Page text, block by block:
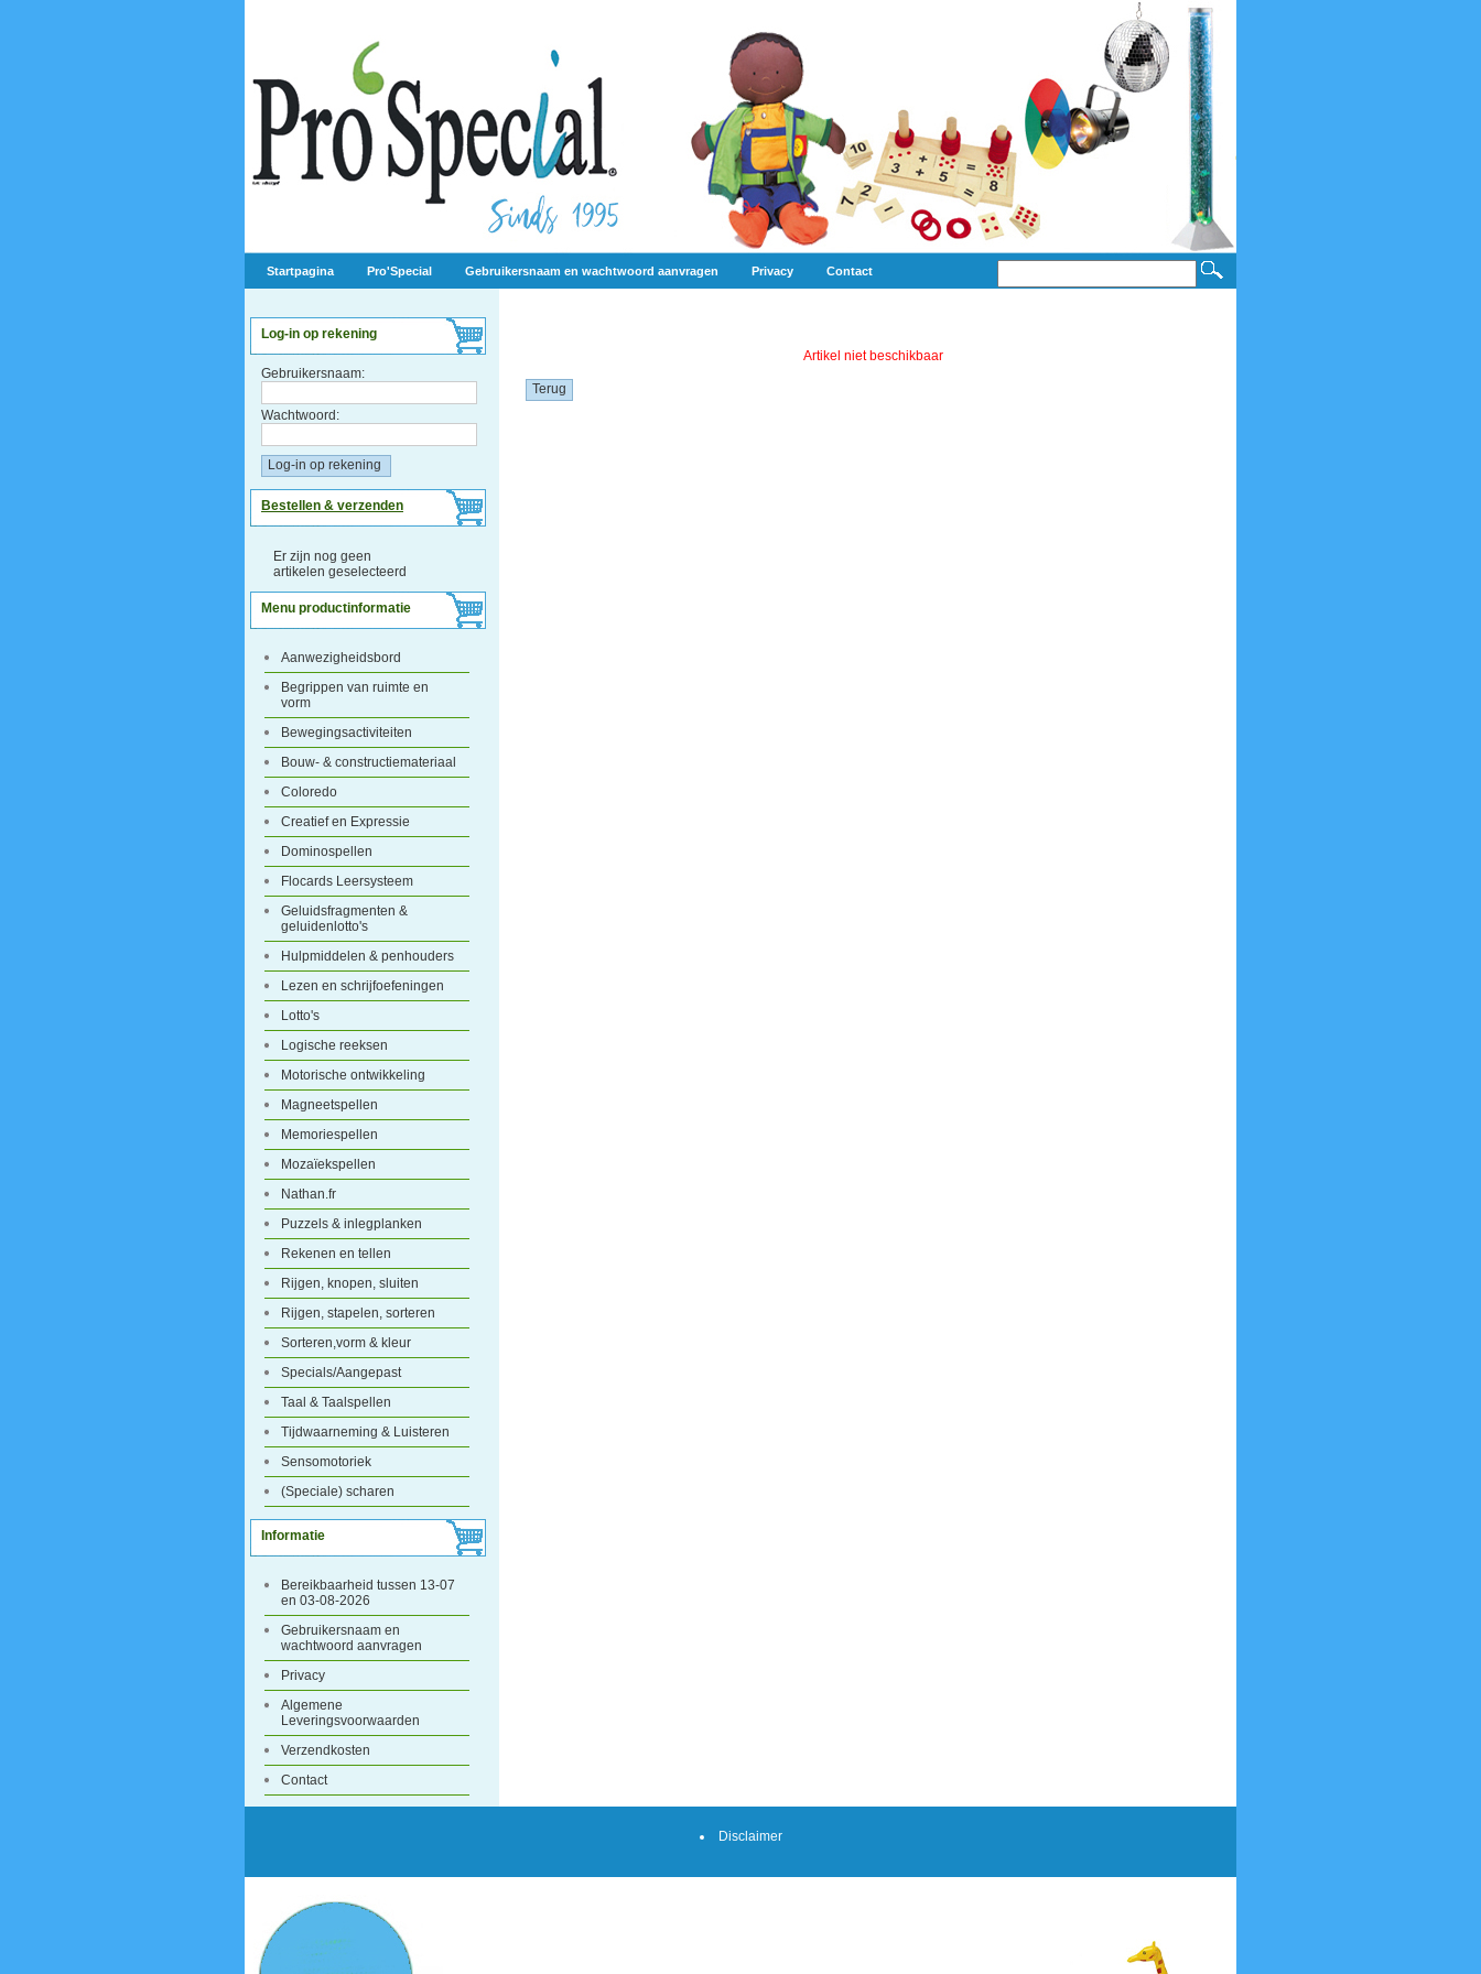
Startpagina Pro'Special Gebruikersnaam en wachtwoord aanvragen Privacy Contact
Log-in op rekening
Gebruikersnaam:
Wachtwoord:
Bestellen & verzenden
Er zijn nog geen
artikelen geselecteerd
Menu productinformatie
Aanwezigheidsbord
Begrippen van ruimte en
vorm
Bewegingsactiviteiten
Bouw- & constructiemateriaal
Coloredo
Creatief en Expressie
Dominospellen
Flocards Leersysteem
Geluidsfragmenten &
geluidenlotto's
Hulpmiddelen & penhouders
Lezen en schrijfoefeningen
Lotto's
Logische reeksen
Motorische ontwikkeling
Magneetspellen
Memoriespellen
Mozaïekspellen
Nathan.fr
Puzzels & inlegplanken
Rekenen en tellen
Rijgen, knopen, sluiten
Rijgen, stapelen, sorteren
Sorteren,vorm & kleur
Specials/Aangepast
Taal & Taalspellen
Tijdwaarneming & Luisteren
Sensomotoriek
(Speciale) scharen
Informatie
Bereikbaarheid tussen 13-07
en 03-08-2026
Gebruikersnaam en
wachtwoord aanvragen
Privacy
Algemene
Leveringsvoorwaarden
Verzendkosten
Contact
Artikel niet beschikbaar
Terug
Disclaimer